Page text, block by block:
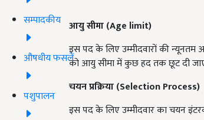
सम्पादकीय
औषधीय फसलें
पशुपालन
आयु सीमा(Age limit)
इस पद के लिए उम्मीदवारों की न्यूनतम
को आयु सीमा में कुछ हद तक छूट दी
चयन प्रक्रिया(Selection Process)
इस पद के लिए उम्मीदवार का चयन